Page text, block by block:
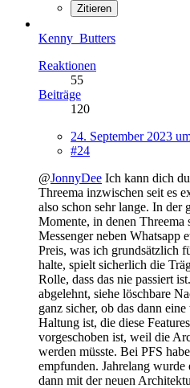
Zitieren
Kenny_Butters
Reaktionen
55
Beiträge
120
24. September 2023
#24
@JonnyDee Ich kann dich
Threema inzwischen seit es
also schon sehr lange. In der
Momente, in denen Threema
Messenger neben Whatsapp
Preis, was ich grundsätzlich
halte, spielt sicherlich die
Rolle, dass das nie passiert
abgelehnt, siehe löschbare
ganz sicher, ob das dann
Haltung ist, die diese
vorgeschoben ist, weil die
werden müsste. Bei PFS
empfunden. Jahrelang wurde
dann mit der neuen